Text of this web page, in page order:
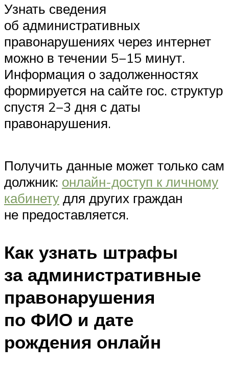
Узнать сведения
об административных
правонарушениях через интернет
можно в течении 5−15 минут.
Информация о задолженностях
формируется на сайте гос. структур
спустя 2−3 дня с даты
правонарушения.
Получить данные может только сам
должник: онлайн-доступ к личному
кабинету для других граждан
не предоставляется.
Как узнать штрафы
за административные
правонарушения
по ФИО и дате
рождения онлайн